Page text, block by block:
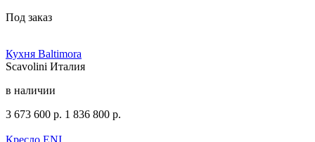
Под заказ
Кухня Baltimora
Scavolini Италия
в наличии
3 673 600 р. 1 836 800 р.
Кресло ENI